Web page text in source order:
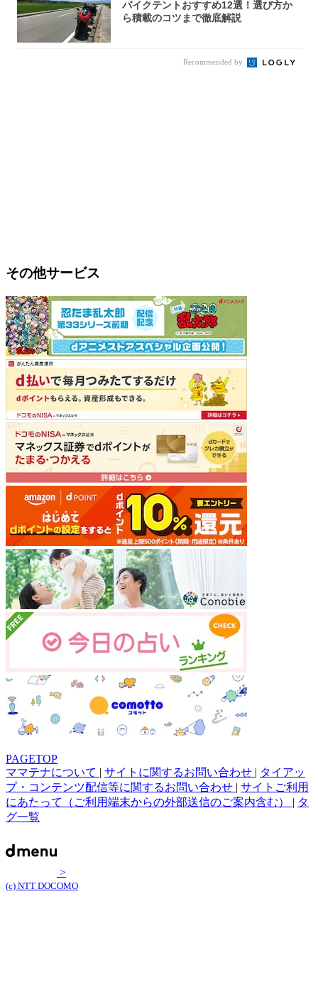
バイクテントおすすめ12選！選び方か
ら積載のコツまで徹底解説
Recommended by
その他サービス
PAGETOP
ママテナについて | サイトに関するお問い合わせ | タイアッ
プ・コンテンツ配信等に関するお問い合わせ | サイトご利用
にあたって（ご利用端末からの外部送信のご案内含む） | タ
グ一覧
>
(c) NTT DOCOMO